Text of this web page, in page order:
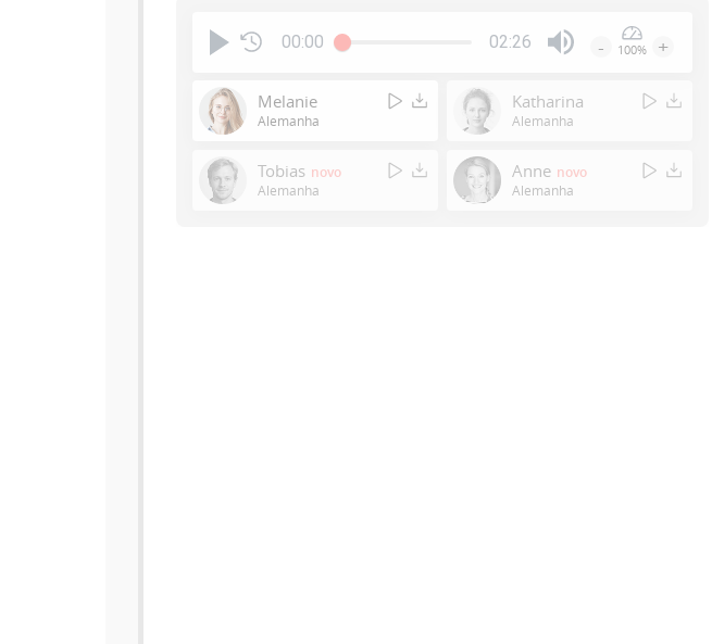
00:00 02:26
or
to
show
- 100% +
Melanie
Alemanha
Katharina
Alemanha
Tobias novo
Alemanha
Anne novo
Alemanha